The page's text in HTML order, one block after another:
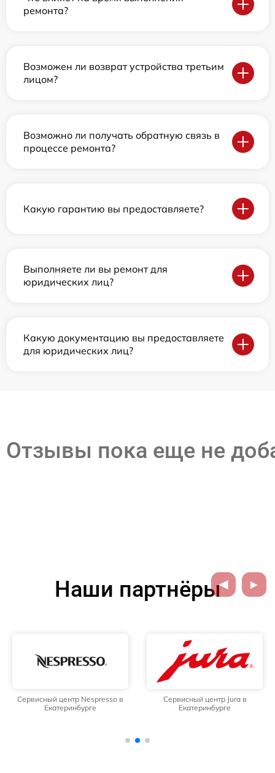
ремонта?
Возможен ли возврат устройства третьим
лицом?
Возможно ли получать обратную связь в
процессе ремонта?
Какую гарантию вы предоставляете?
Выполняете ли вы ремонт для
юридических лиц?
Какую документацию вы предоставляете
для юридических лиц?
Отзывы пока еще не
Наши партнёры
Сервисный центр Nespresso в
Екатеринбурге
Сервисный центр Jura в
Екатеринбурге